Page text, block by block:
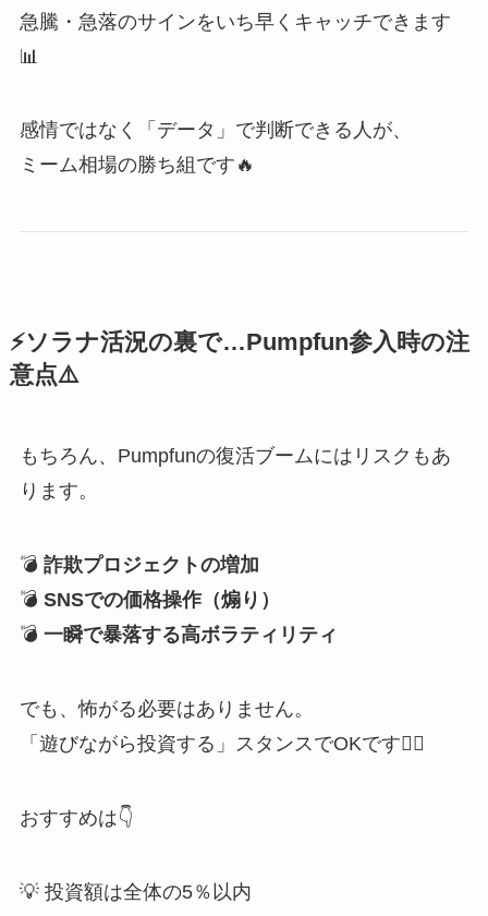
急騰・急落のサインをいち早くキャッチできます
📊
感情ではなく「データ」で判断できる人が、
ミーム相場の勝ち組です🔥
⚡ソラナ活況の裏で…Pumpfun参入時の注
意点⚠️
もちろん、Pumpfunの復活ブームにはリスクもあ
ります。
💣 詐欺プロジェクトの増加
💣 SNSでの価格操作（煽り）
💣 一瞬で暴落する高ボラティリティ
でも、怖がる必要はありません。
「遊びながら投資する」スタンスでOKです🙆‍♂️
おすすめは👇
💡 投資額は全体の5％以内